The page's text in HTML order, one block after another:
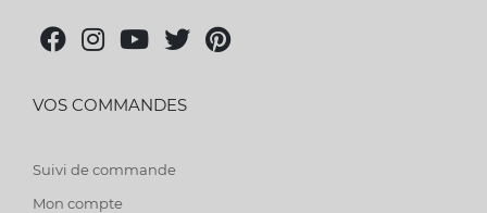
VOS COMMANDES
Suivi de commande
Mon compte